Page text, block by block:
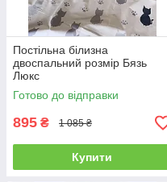
Постільна білизна
двоспальний розмір Бязь
Люкс
Готово до відправки
895 ₴ 1 085 ₴
Купити